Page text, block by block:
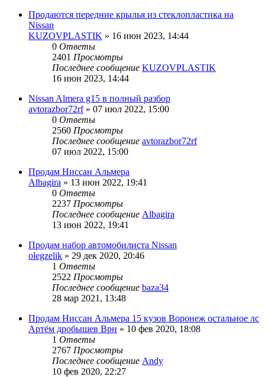
Продаются передние крылья из стеклопластика на
Nissan
KUZOVPLASTIK » 16 июн 2023, 14:44
0 Ответы
2401 Просмотры
Последнее сообщение KUZOVPLASTIK
16 июн 2023, 14:44
Nissan Almera g15 в полный разбор
avtorazbor72rf» 07 июл 2022, 15:00
0 Ответы
2560 Просмотры
Последнее сообщение avtorazbor72rf
07 июл 2022, 15:00
Продам Ниссан Альмера
Albagira » 13 июн 2022, 19:41
0 Ответы
2237 Просмотры
Последнее сообщение Albagira
13 июн 2022, 19:41
Продам набор автомобилиста Nissan
olegzelik » 29 дек 2020, 20:46
1 Ответы
2522 Просмотры
Последнее сообщение baza34
28 мар 2021, 13:48
Продам Ниссан Альмера 15 кузов Воронеж остальное лс
Артём дробышев Врн » 10 фев 2020, 18:08
1 Ответы
2767 Просмотры
Последнее сообщение Andy
10 фев 2020, 22:27